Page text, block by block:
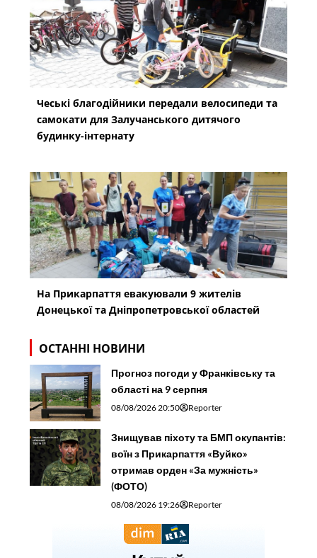
Чеські благодійники передали велосипеди та
самокати для Залучанського дитячого
будинку-інтернату
На Прикарпаття евакуювали 9 жителів
Донецької та Дніпропетровської областей
ОСТАННІ НОВИНИ
Прогноз погоди у Франківську та
області на 9 серпня
08/08/2026 20:50 Reporter
Знищував піхоту та БМП окупантів:
воїн з Прикарпаття «Вуйко»
отримав орден «За мужність»
(ФОТО)
08/08/2026 19:26 Reporter